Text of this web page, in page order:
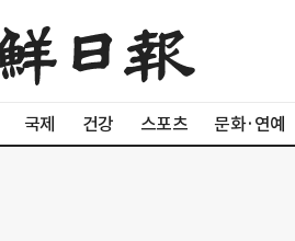
국제 건강 스포츠 문화·연예